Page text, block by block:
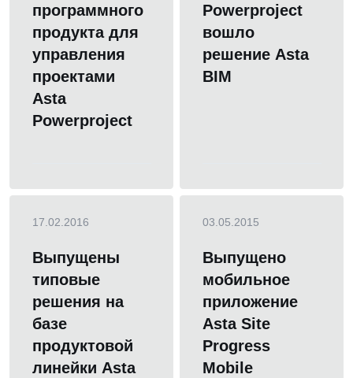
программного
продукта для
управления
проектами
Asta
Powerproject
Powerproject
вошло
решение Asta
BIM
17.02.2016
Выпущены
типовые
решения на
базе
продуктовой
линейки Asta
03.05.2015
Выпущено
мобильное
приложение
Asta Site
Progress
Mobile